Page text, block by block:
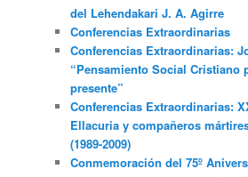
del Lehendakari J. A. Agirre
Conferencias Extraordinarias
Conferencias Extraordinarias:
“Pensamiento Social Cristiano
presente”
Conferencias Extraordinarias:
Ellacuria y compañeros
(1989-2009)
Conmemoración del 75º